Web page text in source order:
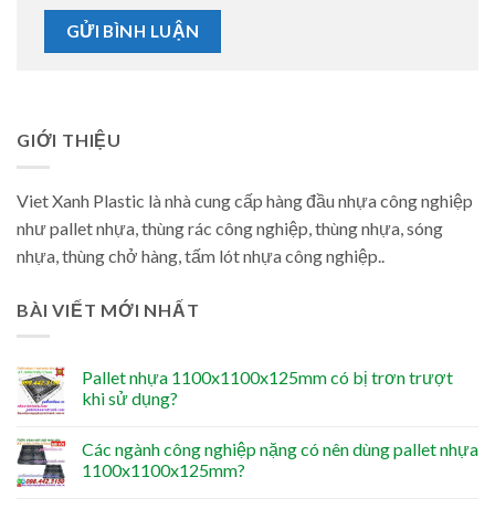
GIỚI THIỆU
Viet Xanh Plastic là nhà cung cấp hàng đầu nhựa công nghiệp
như pallet nhựa, thùng rác công nghiệp, thùng nhựa, sóng
nhựa, thùng chở hàng, tấm lót nhựa công nghiệp..
BÀI VIẾT MỚI NHẤT
Pallet nhựa 1100x1100x125mm có bị trơn trượt
khi sử dụng?
Các ngành công nghiệp nặng có nên dùng pallet nhựa
1100x1100x125mm?